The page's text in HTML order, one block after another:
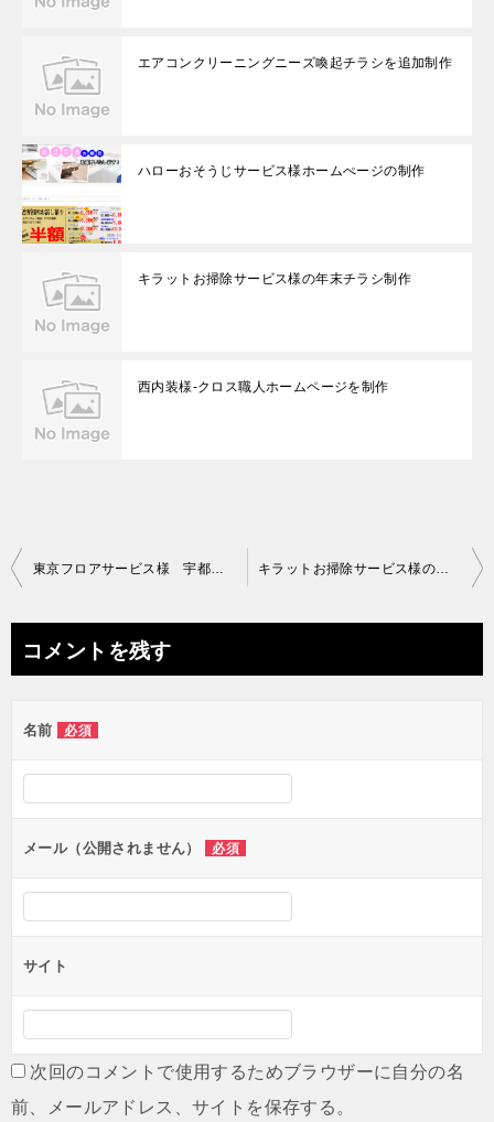
エアコンクリーニングニーズ喚起チラシを追加制作
ハローおそうじサービス様ホームぺージの制作
キラットお掃除サービス様の年末チラシ制作
西内装様-クロス職人ホームページを制作
投
ビ
ー
シ
ョ
ン
コメントを残す
名前 必須
メール（公開されません） 必須
サイト
次回のコメントで使用するためブラウザーに自分の名
前、メールアドレス、サイトを保存する。